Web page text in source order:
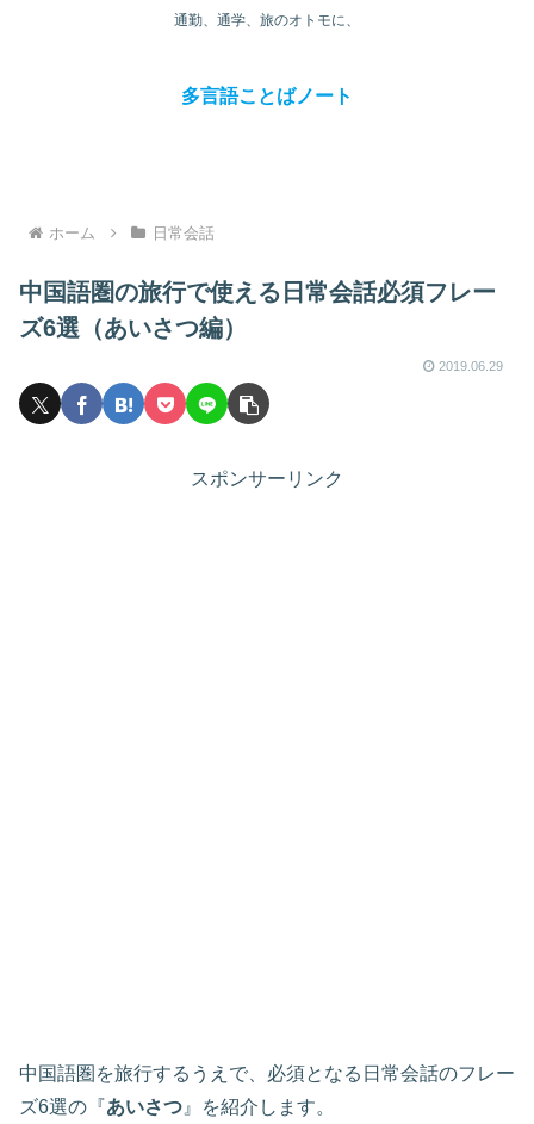
通勤、通学、旅のオトモに、
多言語ことばノート
ホーム 日常会話
中国語圏の旅行で使える日常会話必須フレー
ズ6選（あいさつ編）
2019.06.29
スポンサーリンク
中国語圏を旅行するうえで、必須となる日常会話のフレー
ズ6選の『あいさつ 』を紹介します。